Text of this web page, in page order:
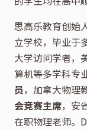
思高乐教育创始
立学校，毕业于
大学访问学者，
算机等多学科专
员，加拿大物理
会竞赛主席，安
在职物理老师。